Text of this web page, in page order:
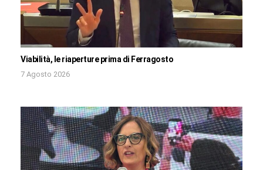
Viabilità, le riaperture prima di Ferragosto
7 Agosto 2026